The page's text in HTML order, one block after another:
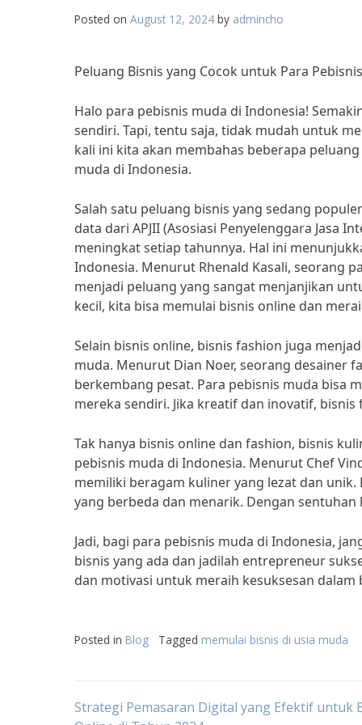
Posted on August 12, 2024 by admincho
Peluang Bisnis yang Cocok untuk Para
Halo para pebisnis muda di Indonesia!
sendiri. Tapi, tentu saja, tidak mudah untuk
kali ini kita akan membahas beberapa
muda di Indonesia.
Salah satu peluang bisnis yang sedang
data dari APJII (Asosiasi Penyelenggara Jasa
meningkat setiap tahunnya. Hal ini
Indonesia. Menurut Rhenald Kasali, seorang
menjadi peluang yang sangat menjanjikan
kecil, kita bisa memulai bisnis online dan
Selain bisnis online, bisnis fashion juga
muda. Menurut Dian Noer, seorang desainer
berkembang pesat. Para pebisnis muda bisa
mereka sendiri. Jika kreatif dan inovatif,
Tak hanya bisnis online dan fashion, bisnis
pebisnis muda di Indonesia. Menurut Chef
memiliki beragam kuliner yang lezat dan
yang berbeda dan menarik. Dengan sentuhan
Jadi, bagi para pebisnis muda di Indonesia,
bisnis yang ada dan jadilah entrepreneur
dan motivasi untuk meraih kesuksesan
Posted in Blog Tagged memulai bisnis di usia muda
Post
Strategi Pemasaran Digital yang Efektif untuk